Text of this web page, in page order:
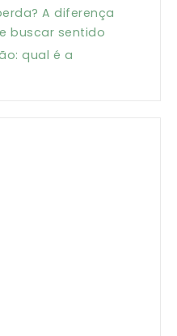
A diferença
buscar sentido
qual é a